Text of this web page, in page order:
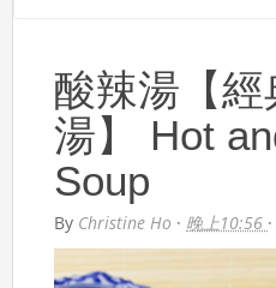
酸辣湯【經
湯】 Hot
Soup
By Christine Ho · 晚上10:56 ·